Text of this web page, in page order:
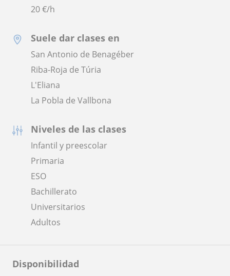
20€/h
Suele dar clases en
San Antonio de Benagéber
Riba-Roja de Túria
L'Eliana
La Pobla de Vallbona
Niveles de las clases
Infantil y preescolar
Primaria
ESO
Bachillerato
Universitarios
Adultos
Disponibilidad